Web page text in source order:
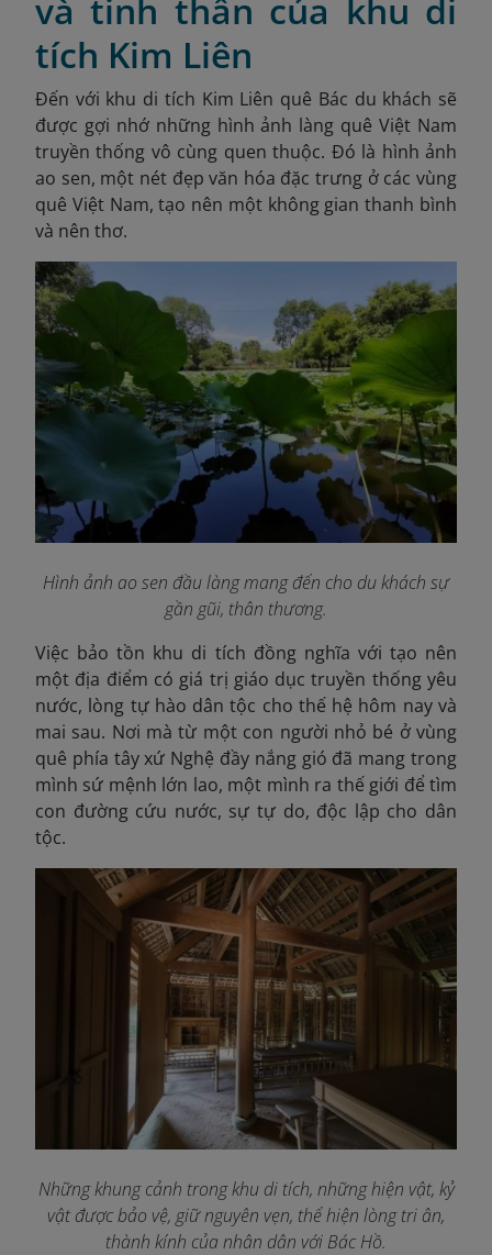
và tinh thần của khu di
tích Kim Liên
Đến với khu di tích Kim Liên quê Bác du khách sẽ
được gợi nhớ những hình ảnh làng quê Việt Nam
truyền thống vô cùng quen thuộc. Đó là hình ảnh
ao sen, một nét đẹp văn hóa đặc trưng ở các vùng
quê Việt Nam, tạo nên một không gian thanh bình
và nên thơ.
Hình ảnh ao sen đầu làng mang đến cho du khách sự
gần gũi, thân thương.
Việc bảo tồn khu di tích đồng nghĩa với tạo nên
một địa điểm có giá trị giáo dục truyền thống yêu
nước, lòng tự hào dân tộc cho thế hệ hôm nay và
mai sau. Nơi mà từ một con người nhỏ bé ở vùng
quê phía tây xứ Nghệ đầy nắng gió đã mang trong
mình sứ mệnh lớn lao, một mình ra thế giới để tìm
con đường cứu nước, sự tự do, độc lập cho dân
tộc.
Những khung cảnh trong khu di tích, những hiện vật, kỷ
vật được bảo vệ, giữ nguyên vẹn, thể hiện lòng tri ân,
thành kính của nhân dân với Bác Hồ.